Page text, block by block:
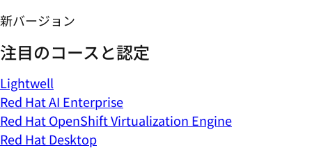
新バージョン
注目のコースと認定
Lightwell
Red Hat AI Enterprise
Red Hat OpenShift Virtualization Engine
Red Hat Desktop